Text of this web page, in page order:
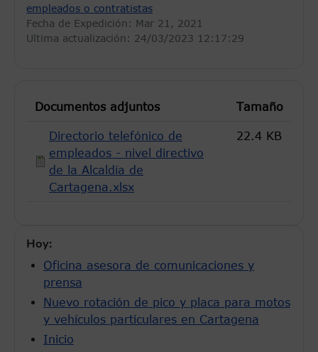
empleados o contratistas
Fecha de Expedición: Mar 21, 2021
Ultima actualización: 24/03/2023 12:17:29
Documentos adjuntos Tamaño
Directorio telefónico de
empleados - nivel directivo
de la Alcaldía de
Cartagena.xlsx
22.4 KB
Hoy:
Oficina asesora de comunicaciones y
prensa
Nuevo rotación de pico y placa para motos
y vehículos particulares en Cartagena
Inicio